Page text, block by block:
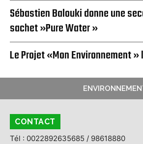
Sébastien Balouki donne une
sachet »Pure Water »
Le Projet «Mon Environnement »
CONTACT
Tél : 0022892635685 / 98618880